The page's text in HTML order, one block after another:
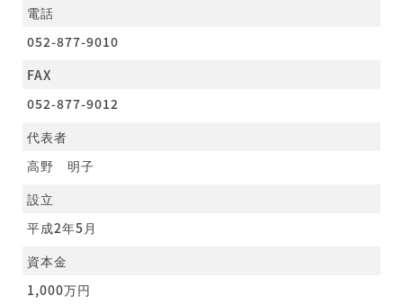
電話
052-877-9010
FAX
052-877-9012
代表者
高野 明子
設立
平成2年5月
資本金
1,000万円